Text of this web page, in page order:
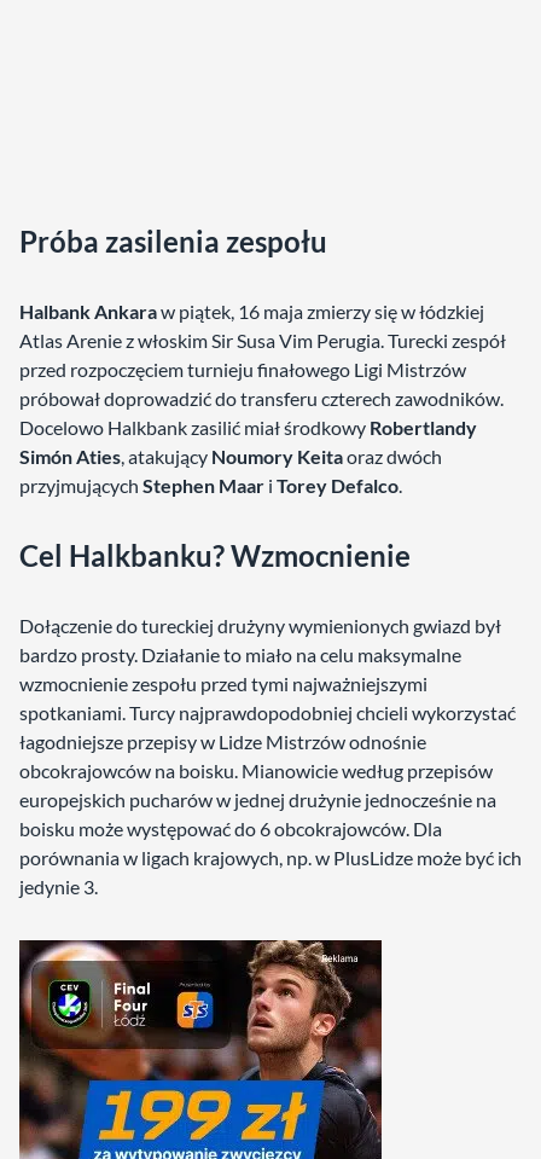
Próba zasilenia zespołu
Halbank Ankaraw piątek, 16 maja zmierzy się w łódzkiej
Atlas Arenie z włoskim Sir Susa Vim Perugia. Turecki zespół
przed rozpoczęciem turnieju finałowego Ligi Mistrzów
próbował doprowadzić do transferu czterech zawodników.
Docelowo Halkbank zasilić miał środkowy Robertlandy
Simón Aties, atakujący Noumory Keitaoraz dwóch
przyjmujących Stephen Maar i Torey Defalco.
Cel Halkbanku? Wzmocnienie
Dołączenie do tureckiej drużyny wymienionych gwiazd był
bardzo prosty. Działanie to miało na celu maksymalne
wzmocnienie zespołu przed tymi najważniejszymi
spotkaniami. Turcy najprawdopodobniej chcieli wykorzystać
łagodniejsze przepisy w Lidze Mistrzów odnośnie
obcokrajowców na boisku. Mianowicie według przepisów
europejskich pucharów w jednej drużynie jednocześnie na
boisku może występować do 6 obcokrajowców. Dla
porównania w ligach krajowych, np. w PlusLidze może być ich
jedynie 3.